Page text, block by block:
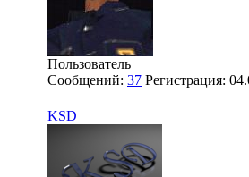
Пользователь
Сообщений: 37 Регистрация:
KSD